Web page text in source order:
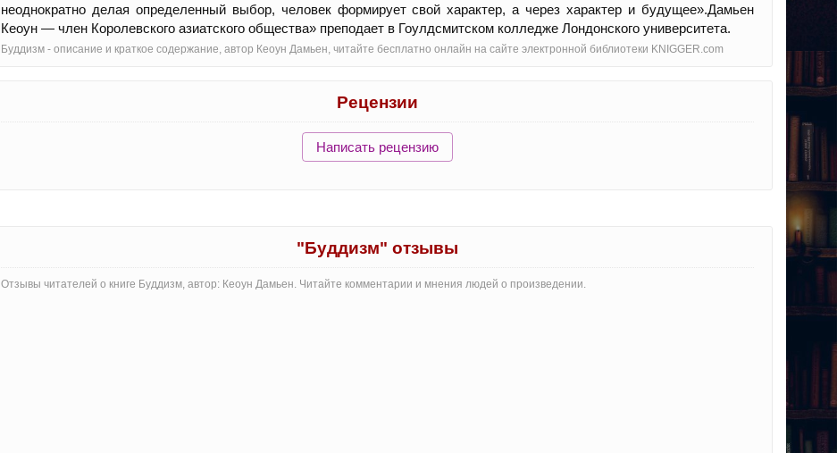
неоднократно делая определенный выбор, человек формирует свой характер, а через характер и будущее».Дамьен
Кеоун — член Королевского азиатского общества» преподает в Гоулдсмитском колледже Лондонского университета.
Буддизм - oписание и краткое содержание, автор Кеоун Дамьен, читайте бесплатно онлайн на сайте электронной библиотеки KNIGGER.com
Рецензии
Написать рецензию
"Буддизм" отзывы
Отзывы читателей о книге Буддизм, автор: Кеоун Дамьен. Читайте комментарии и мнения людей о произведении.